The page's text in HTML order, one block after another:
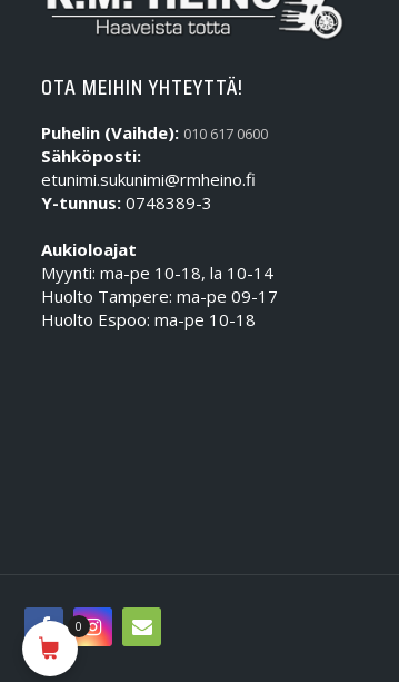
OTA MEIHIN YHTEYTTÄ!
Puhelin (Vaihde): 010 617 0600
Sähköposti:
etunimi.sukunimi@rmheino.fi
Y-tunnus: 0748389-3
Aukioloajat
Myynti: ma-pe 10-18, la 10-14
Huolto Tampere: ma-pe 09-17
Huolto Espoo: ma-pe 10-18
0